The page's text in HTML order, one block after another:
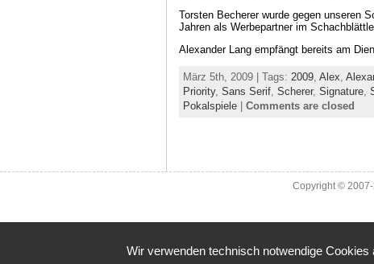
Torsten Becherer wurde gegen unseren
Jahren als Werbepartner im
Alexander Lang empfängt bereits am
März 5th, 2009 | Tags: 2009, Alex
Priority, Sans Serif, Scherer, Signature,
Pokalspiele| Comments are closed
Copyright ©
Wir verwenden technisch notwendige